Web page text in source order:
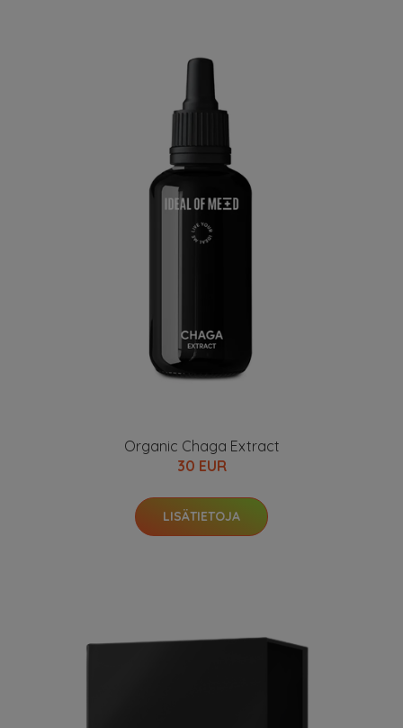
Organic Chaga Extract
30 EUR
LISÄTIETOJA